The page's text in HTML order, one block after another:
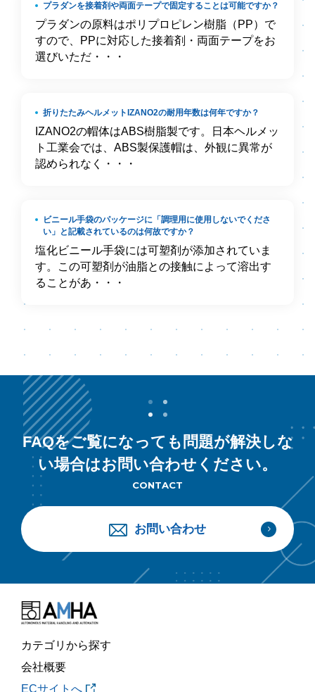
プラダンを接着剤や両面テープで固定することは可能ですか？
プラダンの原料はポリプロピレン樹脂（PP）で
すので、PPに対応した接着剤・両面テープをお
選びいただ・・・
折りたたみヘルメットIZANO2の耐用年数は何年ですか？
IZANO2の帽体はABS樹脂製です。日本ヘルメッ
ト工業会では、ABS製保護帽は、外観に異常が
認められなく・・・
ビニール手袋のパッケージに「調理用に使用しないでくださ
い」と記載されているのは何故ですか？
塩化ビニール手袋には可塑剤が添加されていま
す。この可塑剤が油脂との接触によって溶出す
ることがあ・・・
FAQをご覧になっても問題が解決しな
い場合はお問い合わせください。
CONTACT
お問い合わせ
カテゴリから探す
会社概要
ECサイトへ